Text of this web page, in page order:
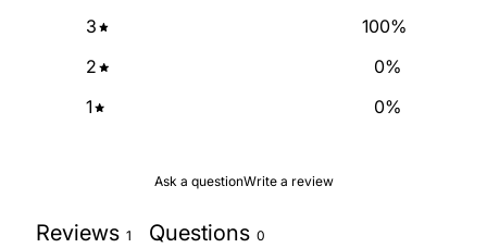
3
100%
2
0%
1
0%
Ask a questionWrite a review
Reviews 1 Questions 0